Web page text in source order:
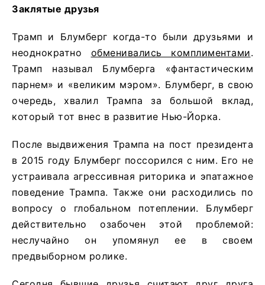
Заклятые друзья
Трамп и Блумберг когда-то были друзьями и
неоднократно обменивались комплиментами.
Трамп называл Блумберга «фантастическим
парнем» и «великим мэром». Блумберг, в свою
очередь, хвалил Трампа за большой вклад,
который тот внес в развитие Нью-Йорка.
После выдвижения Трампа на пост президента
в 2015 году Блумберг поссорился с ним. Его не
устраивала агрессивная риторика и эпатажное
поведение Трампа. Также они расходились по
вопросу о глобальном потеплении. Блумберг
действительно озабочен этой проблемой:
неслучайно он упомянул ее в своем
предвыборном ролике.